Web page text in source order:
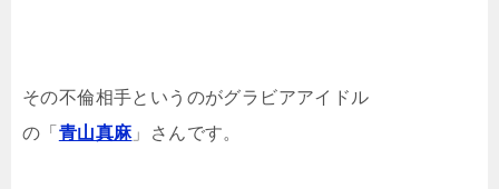
その不倫相手というのがグラビアアイドル
の「 青山真麻」さんです。